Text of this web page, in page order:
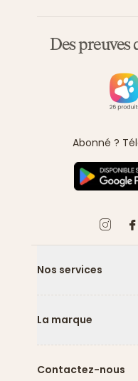
Des preuves
Abonné ?
Nos services
La marque
Contactez-nous